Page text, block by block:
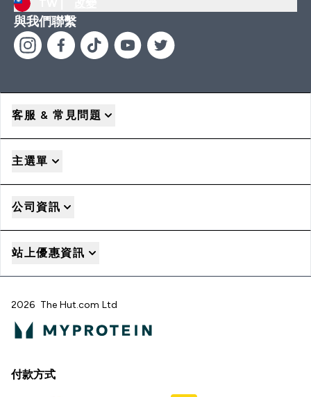
與我們聯繫
客服 & 常見問題
主選單
公司資訊
站上優惠資訊
2026 The Hut.com Ltd
付款方式